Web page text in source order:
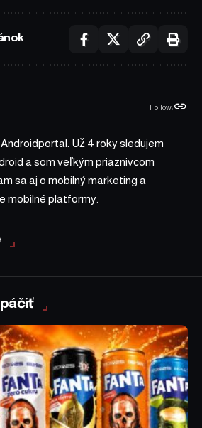
Follow:
Už 4 roky sledujem
a som veľkým priaznivcom
sa aj o mobilný marketing a
mobilné platformy.
páčiť